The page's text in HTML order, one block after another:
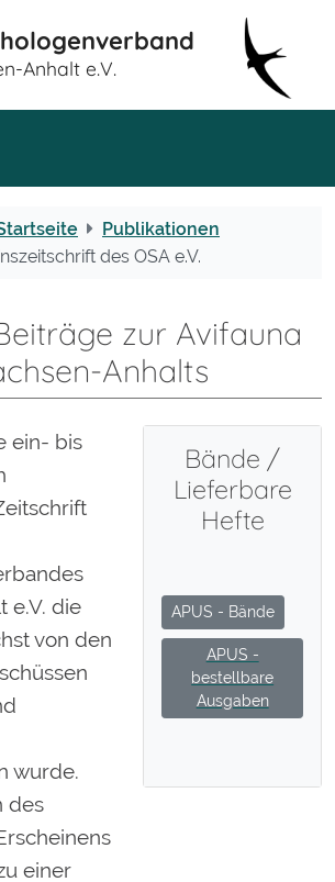
Anhalt e.V.
Publikationen
des OSA e.V.
zur Avifauna
Anhalts
ein- bis
e.V. die
von den
wurde.
des
einer
Bände /
Lieferbare
Hefte
APUS - Bände
APUS -
bestellbare
Ausgaben